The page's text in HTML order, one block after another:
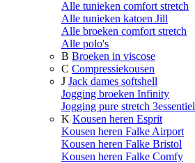
Alle tunieken comfort stretch
Alle tunieken katoen Jill
Alle broeken comfort stretch
Alle polo's
B Broeken in viscose
C Compressiekousen
J Jack dames softshell
Jogging broeken Infinity
Jogging pure stretch 3essentiel
K Kousen heren Esprit
Kousen heren Falke Airport
Kousen heren Falke Bristol
Kousen heren Falke Comfy